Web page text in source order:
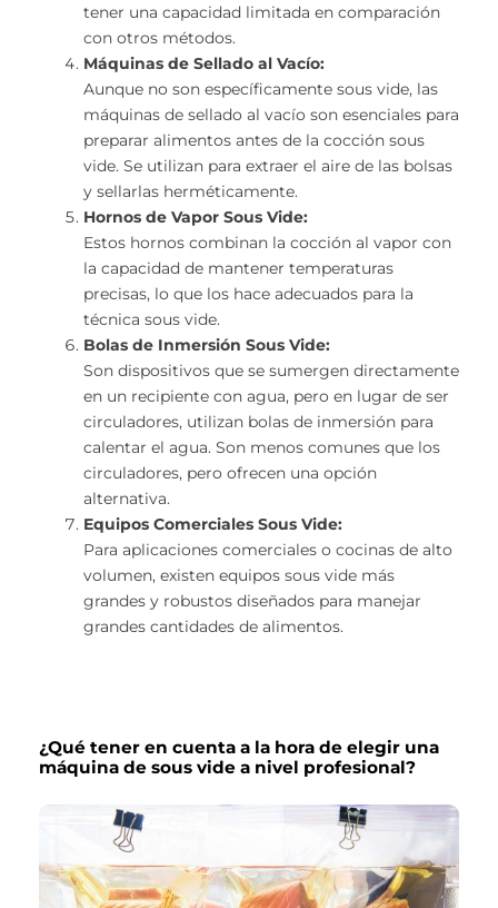
tener una capacidad limitada en comparación
con otros métodos.
Máquinas de Sellado al Vacío:
Aunque no son específicamente sous vide, las
máquinas de sellado al vacío son esenciales para
preparar alimentos antes de la cocción sous
vide. Se utilizan para extraer el aire de las bolsas
y sellarlas herméticamente.
Hornos de Vapor Sous Vide:
Estos hornos combinan la cocción al vapor con
la capacidad de mantener temperaturas
precisas, lo que los hace adecuados para la
técnica sous vide.
Bolas de Inmersión Sous Vide:
Son dispositivos que se sumergen directamente
en un recipiente con agua, pero en lugar de ser
circuladores, utilizan bolas de inmersión para
calentar el agua. Son menos comunes que los
circuladores, pero ofrecen una opción
alternativa.
Equipos Comerciales Sous Vide:
Para aplicaciones comerciales o cocinas de alto
volumen, existen equipos sous vide más
grandes y robustos diseñados para manejar
grandes cantidades de alimentos.
¿Qué tener en cuenta a la hora de elegir una
máquina de sous vide a nivel profesional?